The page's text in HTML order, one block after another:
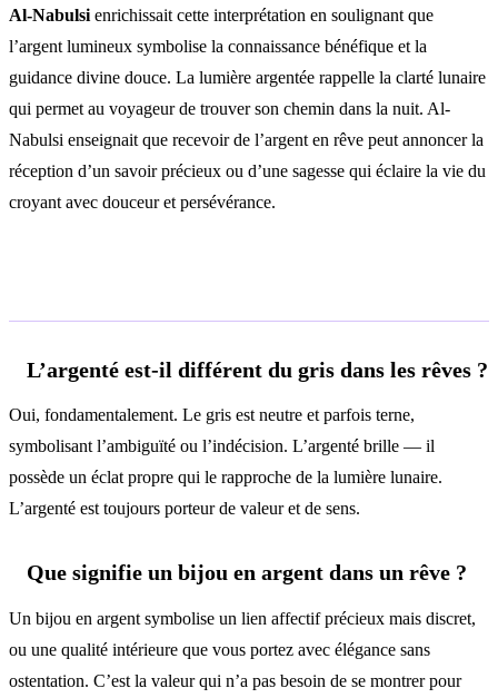
Al-Nabulsi enrichissait cette interprétation en soulignant que
l’argent lumineux symbolise la connaissance bénéfique et la
guidance divine douce. La lumière argentée rappelle la clarté lunaire
qui permet au voyageur de trouver son chemin dans la nuit. Al-
Nabulsi enseignait que recevoir de l’argent en rêve peut annoncer la
réception d’un savoir précieux ou d’une sagesse qui éclaire la vie du
croyant avec douceur et persévérance.
L’argenté est-il différent du gris dans les rêves ?
Oui, fondamentalement. Le gris est neutre et parfois terne,
symbolisant l’ambiguïté ou l’indécision. L’argenté brille — il
possède un éclat propre qui le rapproche de la lumière lunaire.
L’argenté est toujours porteur de valeur et de sens.
Que signifie un bijou en argent dans un rêve ?
Un bijou en argent symbolise un lien affectif précieux mais discret,
ou une qualité intérieure que vous portez avec élégance sans
ostentation. C’est la valeur qui n’a pas besoin de se montrer pour